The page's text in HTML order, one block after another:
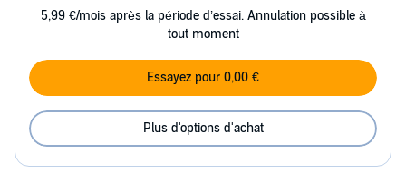
5,99 €/mois après la période d’essai. Annulation possible à
tout moment
Essayez pour 0,00 €
Plus d'options d'achat